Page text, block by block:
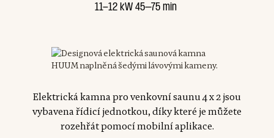
11-12 kW 45–75 min
Elektrická kamna pro venkovní saunu 4 x 2 jsou
vybavena řídicí jednotkou, díky které je můžete
rozehřát pomocí mobilní aplikace.